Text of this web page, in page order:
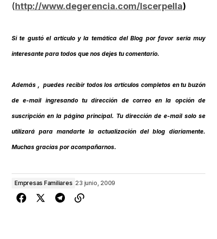
(http://www.degerencia.com/lscerpella)
Si te gustó el artículo y la temática del Blog por favor sería muy
interesante para todos que nos dejes tu comentario.
Además , puedes recibir todos los artículos completos en tu buzón
de e-mail ingresando tu dirección de correo en la opción de
suscripción en la página principal. Tu dirección de e-mail solo se
utilizará para mandarte la actualización del blog diariamente.
Muchas gracias por acompañarnos.
Empresas Familiares 23 junio, 2009